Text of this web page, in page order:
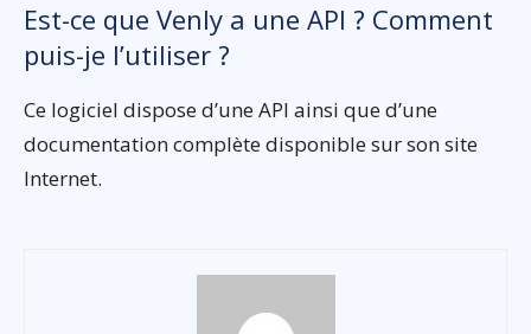
Est-ce que Venly a une API ? Comment
puis-je l’utiliser ?
Ce logiciel dispose d’une API ainsi que d’une
documentation complète disponible sur son site
Internet.